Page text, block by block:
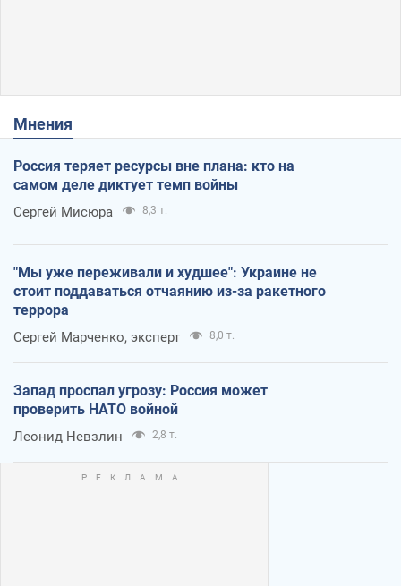
Мнения
Россия теряет ресурсы вне плана: кто на
самом деле диктует темп войны
Сергей Мисюра 8,3 т.
"Мы уже переживали и худшее": Украине не
стоит поддаваться отчаянию из-за ракетного
террора
Сергей Марченко, эксперт 8,0 т.
Запад проспал угрозу: Россия может
проверить НАТО войной
Леонид Невзлин 2,8 т.